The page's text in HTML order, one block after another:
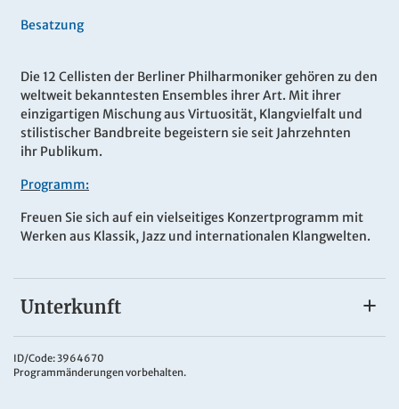
Besatzung
Die 12 Cellisten der Berliner Philharmoniker gehören zu den
weltweit bekanntesten Ensembles ihrer Art. Mit ihrer
einzigartigen Mischung aus Virtuosität, Klangvielfalt und
stilistischer Bandbreite begeistern sie seit Jahrzehnten
ihr Publikum.
Programm:
Freuen Sie sich auf ein vielseitiges Konzertprogramm mit
Werken aus Klassik, Jazz und internationalen Klangwelten.
Unterkunft
Ihr Hotel, direkt an der Alster:
Entdecken Sie das
erleben Sie dieses Design Hotel in mitten der Stadt
ID/Code: 3964670
Programmänderungen vorbehalten.